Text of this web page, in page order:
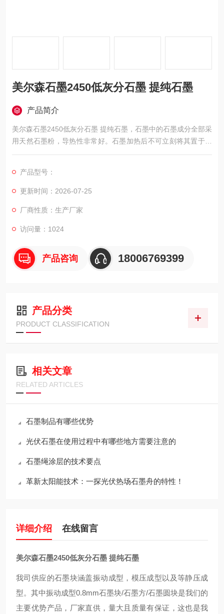
美尔森石墨2450低灰分石墨 提纯石墨
产品简介
美尔森石墨2450低灰分石墨 提纯石墨，石墨中的石墨成分全部采
用天然石墨粉，导热性非常好。石墨加热后不可立刻将其置于冷
的金属桌面上，以避免它因急剧冷却而破裂。
产品型号：
更新时间：2026-07-25
厂商性质：生产厂家
访问量：1024
产品咨询 18006769399
产品分类
PRODUCT CLASSIFICATION
相关文章
RELATED ARTICLES
石墨制品有哪些优势
光伏石墨在使用过程中有哪些地方需要注意的
石墨绳涂层的技术要点
革新太阳能技术：一探光伏热场石墨舟的特性！
详细介绍 在线留言
美尔森石墨2450低灰分石墨 提纯石墨
我司供应的石墨块涵盖振动成型，模压成型以及等静压成
型。其中振动成型0.8mm石墨块/石墨方/石墨圆块是我们的
主要优势产品，厂家直供，量大且质量有保证，这也是我